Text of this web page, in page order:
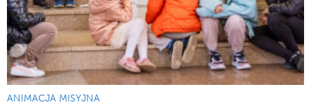
ANIMACJA MISYJNA